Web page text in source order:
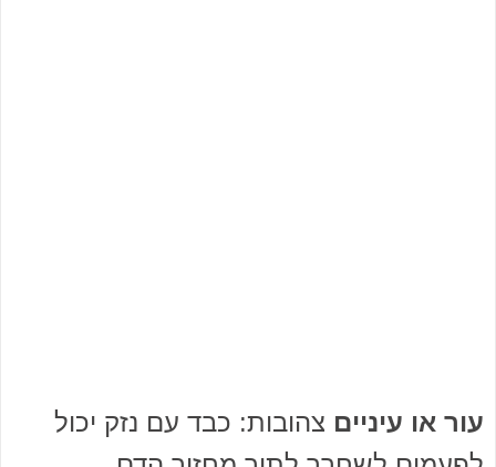
עור או עיניים צהובות: כבד עם נזק יכול